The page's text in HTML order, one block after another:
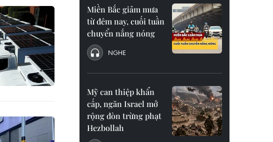
Miền Bắc giảm mưa
từ đêm nay, cuối tuần
chuyển nắng nóng
NGHE
Mỹ can thiệp khẩn
cấp, ngăn Israel mở
rộng đòn trừng phạt
Hezbollah